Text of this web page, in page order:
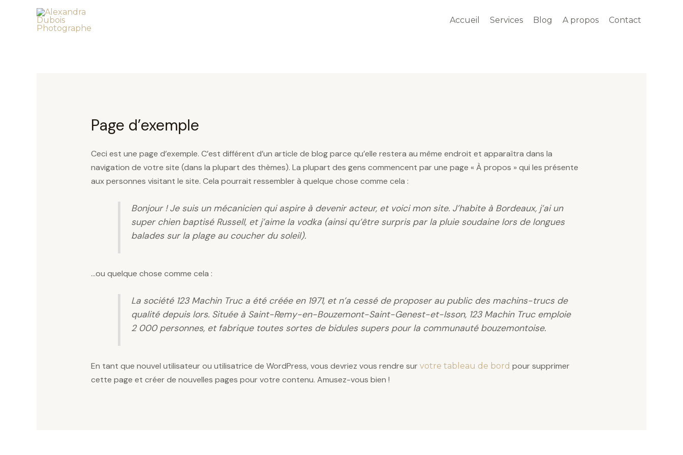
Accueil Services Blog A propos Contact
Page d’exemple
Ceci est une page d’exemple. C’est différent d’un article de blog parce qu’elle restera au même endroit et apparaîtra dans la
navigation de votre site (dans la plupart des thèmes). La plupart des gens commencent par une page « À propos » qui les présente
aux personnes visitant le site. Cela pourrait ressembler à quelque chose comme cela :
Bonjour ! Je suis un mécanicien qui aspire à devenir acteur, et voici mon site. J’habite à Bordeaux, j’ai un
super chien baptisé Russell, et j’aime la vodka (ainsi qu’être surpris par la pluie soudaine lors de longues
balades sur la plage au coucher du soleil).
…ou quelque chose comme cela :
La société 123 Machin Truc a été créée en 1971, et n’a cessé de proposer au public des machins-trucs de
qualité depuis lors. Située à Saint-Remy-en-Bouzemont-Saint-Genest-et-Isson, 123 Machin Truc emploie
2 000 personnes, et fabrique toutes sortes de bidules supers pour la communauté bouzemontoise.
En tant que nouvel utilisateur ou utilisatrice de WordPress, vous devriez vous rendre sur votre tableau de bord pour supprimer
cette page et créer de nouvelles pages pour votre contenu. Amusez-vous bien !